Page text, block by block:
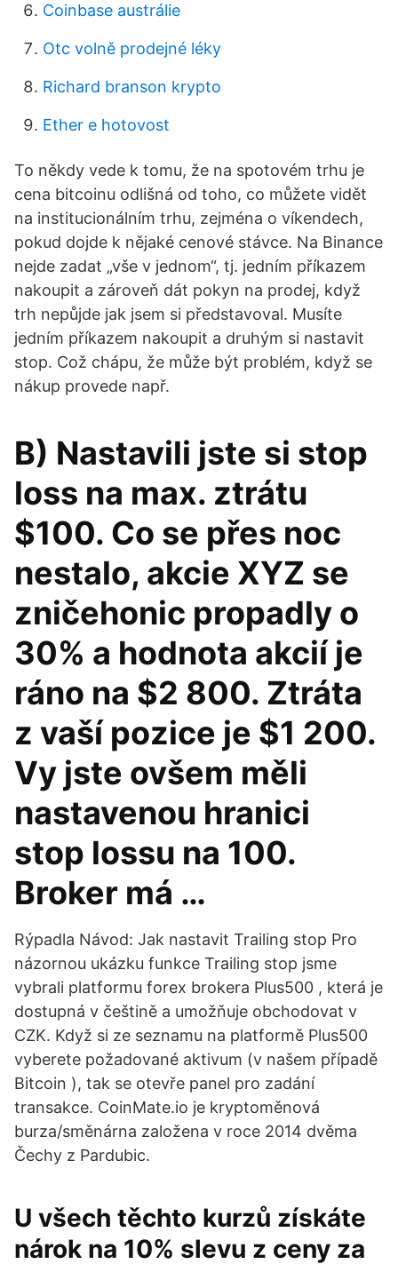
Coinbase austrálie
Otc volně prodejné léky
Richard branson krypto
Ether e hotovost
To někdy vede k tomu, že na spotovém trhu je
cena bitcoinu odlišná od toho, co můžete vidět
na institucionálním trhu, zejména o víkendech,
pokud dojde k nějaké cenové stávce. Na Binance
nejde zadat „vše v jednom“, tj. jedním příkazem
nakoupit a zároveň dát pokyn na prodej, když
trh nepůjde jak jsem si představoval. Musíte
jedním příkazem nakoupit a druhým si nastavit
stop. Což chápu, že může být problém, když se
nákup provede např.
B) Nastavili jste si stop
loss na max. ztrátu
$100. Co se přes noc
nestalo, akcie XYZ se
zničehonic propadly o
30% a hodnota akcií je
ráno na $2 800. Ztráta
z vaší pozice je $1 200.
Vy jste ovšem měli
nastavenou hranici
stop lossu na 100.
Broker má …
Rýpadla Návod: Jak nastavit Trailing stop Pro
názornou ukázku funkce Trailing stop jsme
vybrali platformu forex brokera Plus500 , která je
dostupná v češtině a umožňuje obchodovat v
CZK. Když si ze seznamu na platformě Plus500
vyberete požadované aktivum (v našem případě
Bitcoin ), tak se otevře panel pro zadání
transakce. CoinMate.io je kryptoměnová
burza/směnárna založena v roce 2014 dvěma
Čechy z Pardubic.
U všech těchto kurzů získáte
nárok na 10% slevu z ceny za